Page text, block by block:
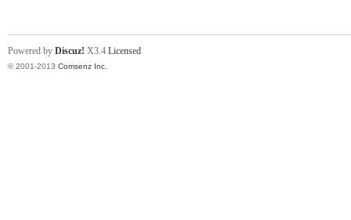
Powered by Discuz! X3.4 Licensed
© 2001-2013 Comsenz Inc.